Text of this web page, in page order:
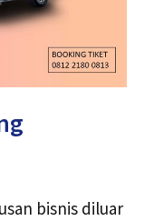
bisnis diluar